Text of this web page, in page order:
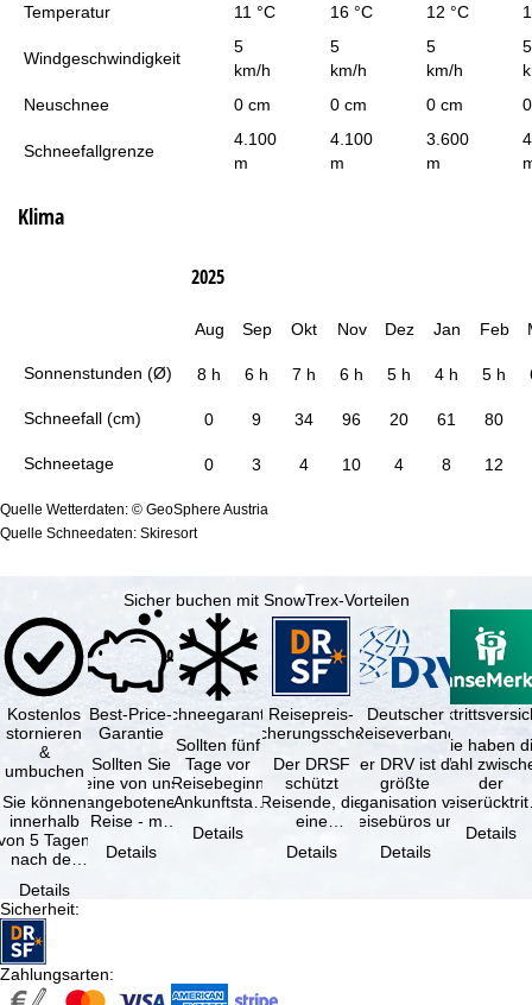
Temperatur 11 °C 16 °C 12 °C
Windgeschwindigkeit
5
km/h
5
km/h
5
km/h
5
Neuschnee
0 cm 0 cm 0 cm
Schneefallgrenze
4.100
m
4.100
m
3.600
m
Klima
Sonnenstunden (Ø)
Schneefall (cm)
Schneetage
2025
Aug Sep Okt Nov Dez Jan Feb
8 h 6 h 7 h 6 h 5 h 4 h 5 h
0 9 34 96 20 61 80
0 3 4 10 4 8 12
Quelle Wetterdaten: © GeoSphere Austria
Quelle Schneedaten: Skiresort
Sicher buchen mit SnowTrex-Vorteilen
Kostenlos
stornieren
&
umbuchen
Sie können
innerhalb
5 Tagen
nach der
kostenfrei
…
Details
Best-Price-
Garantie
Sollten Sie
eine von uns
angebotene
Reise - mit
Verfügbarkeit
Details
Schneegarantie
Sollten fünf
Tage vor
Reisebeginn
(Ankunftstag)
Schneemangel
Details
Reisepreis-
Sicherungsschein
Der DRSF
schützt
Reisende, die
eine
oder
Details
Deutscher
Reiseverband
Der DRV ist die
größte
Organisation von
Reisebüros und
Reiseveranstaltern
in …
Details
Sie haben
Wahl
der
(inklusive
Details
Sicherheit:
Zahlungsarten: